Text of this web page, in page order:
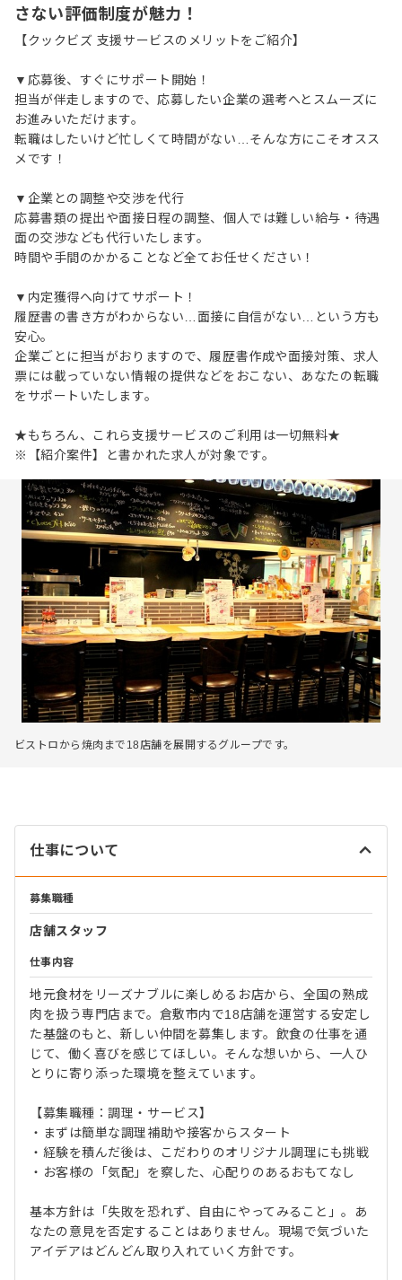
さない評価制度が魅力！
【クックビズ 支援サービスのメリットをご紹介】
▼応募後、すぐにサポート開始！
担当が伴走しますので、応募したい企業の選考へとスムーズに
お進みいただけます。
転職はしたいけど忙しくて時間がない…そんな方にこそオスス
メです！
▼企業との調整や交渉を代行
応募書類の提出や面接日程の調整、個人では難しい給与・待遇
面の交渉なども代行いたします。
時間や手間のかかることなど全てお任せください！
▼内定獲得へ向けてサポート！
履歴書の書き方がわからない…面接に自信がない…という方も
安心。
企業ごとに担当がおりますので、履歴書作成や面接対策、求人
票には載っていない情報の提供などをおこない、あなたの転職
をサポートいたします。
★もちろん、これら支援サービスのご利用は一切無料★
※【紹介案件】と書かれた求人が対象です。
ビストロから焼肉まで18店舗を展開するグループです。
仕事について
募集職種
店舗スタッフ
仕事内容
地元食材をリーズナブルに楽しめるお店から、全国の熟成
肉を扱う専門店まで。倉敷市内で18店舗を運営する安定し
た基盤のもと、新しい仲間を募集します。飲食の仕事を通
じて、働く喜びを感じてほしい。そんな想いから、一人ひ
とりに寄り添った環境を整えています。
【募集職種：調理・サービス】
・まずは簡単な調理補助や接客からスタート
・経験を積んだ後は、こだわりのオリジナル調理にも挑戦
・お客様の「気配」を察した、心配りのあるおもてなし
基本方針は「失敗を恐れず、自由にやってみること」。あ
なたの意見を否定することはありません。現場で気づいた
アイデアはどんどん取り入れていく方針です。